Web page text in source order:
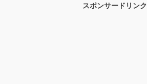
スポンサードリンク